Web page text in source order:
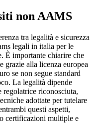
non AAMS
tra legalità e sicurezza
legali in italia per le
È importante chiarire che
grazie alla licenza europea
se non segue standard
La legalità dipende
regolatrice riconosciuta,
adottate per tutelare
questi aspetti,
certificazioni multiple e